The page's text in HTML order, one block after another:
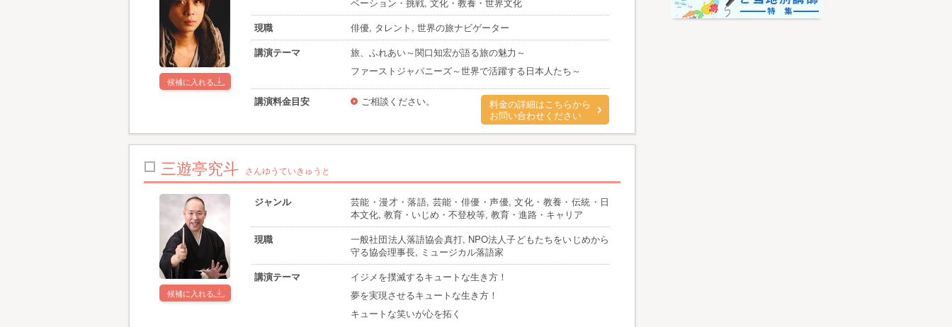
候補に入れる
現職
俳優, タレント, 世界の旅ナビゲーター
講演テーマ
旅、ふれあい～関口知宏が語る旅の魅力～
ファーストジャパニーズ～世界で活躍する日本人たち～
講演料金目安 ご相談ください。
料金の詳細はこちらから
お問い合わせください
三遊亭究斗 さんゆうていきゅうと
候補に入れる
ジャンル
芸能・漫才・落語, 芸能・俳優・声優, 文化・教養・伝統・日
本文化, 教育・いじめ・不登校等, 教育・進路・キャリア
現職
一般社団法人落語協会真打, NPO法人子どもたちをいじめから
守る協会理事長, ミュージカル落語家
講演テーマ
イジメを撲滅するキュートな生き方！
夢を実現させるキュートな生き方！
キュートな笑いが心を拓く